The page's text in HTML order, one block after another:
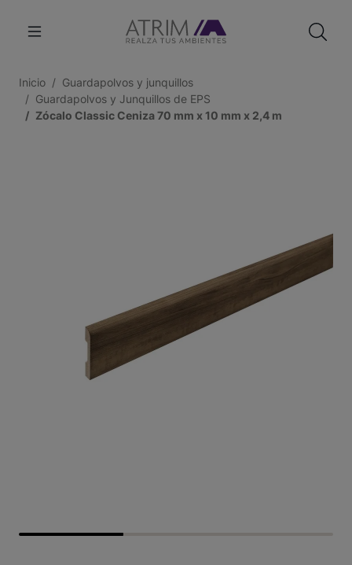
Inicio
Guardapolvos y junquillos
Guardapolvos y Junquillos de EPS
Zócalo Classic Ceniza 70 mm x 10 mm x 2,4 m